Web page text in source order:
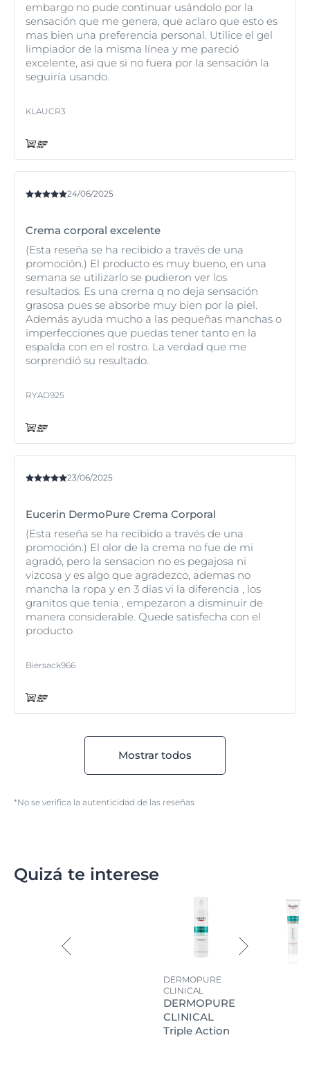
embargo no pude continuar usándolo por la
sensación que me genera, que aclaro que esto es
mas bien una preferencia personal. Utilice el gel
limpiador de la misma línea y me pareció
excelente, asi que si no fuera por la sensación la
seguiría usando.
KLAUCR3
24/06/2025
Crema corporal excelente
(Esta reseña se ha recibido a través de una
promoción.) El producto es muy bueno, en una
semana se utilizarlo se pudieron ver los
resultados. Es una crema q no deja sensación
grasosa pues se absorbe muy bien por la piel.
Además ayuda mucho a las pequeñas manchas o
imperfecciones que puedas tener tanto en la
espalda con en el rostro. La verdad que me
sorprendió su resultado.
RYAD925
23/06/2025
Eucerin DermoPure Crema Corporal
(Esta reseña se ha recibido a través de una
promoción.) El olor de la crema no fue de mi
agradó, pero la sensacion no es pegajosa ni
vizcosa y es algo que agradezco, ademas no
mancha la ropa y en 3 dias vi la diferencia , los
granitos que tenia , empezaron a disminuir de
manera considerable. Quede satisfecha con el
producto
Biersack966
Mostrar todos
*No se verifica la autenticidad de las reseñas
Quizá te interese
DERMOPURE
CLINICAL
DERMOPURE
CLINICAL
Triple Action